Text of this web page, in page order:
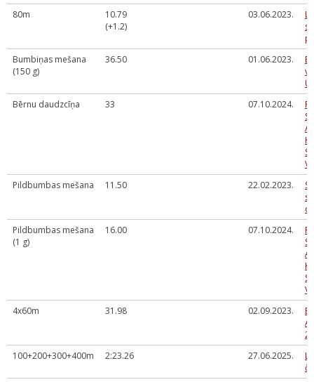
80m
10.79
(+1.2)
03.06.2023.
Bumbiņas mešana
(150 g)
36.50 01.06.2023.
Bērnu daudzcīņa
33 07.10.2024.
Pildbumbas mešana
11.50 22.02.2023.
Pildbumbas mešana
(1 g)
16.00 07.10.2024.
4x60m
31.98 02.09.2023.
100+200+300+400m
2:23.26 27.06.2025.